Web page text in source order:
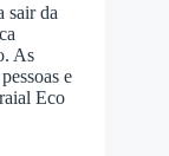
sair da
As
e
Eco